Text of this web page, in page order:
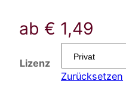
ab € 1,49
Lizenz
Zurücksetzen